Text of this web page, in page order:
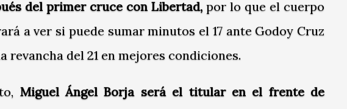
del primer cruce con Libertad, por lo que el cuerpo
a ver si puede sumar minutos el 17 ante Godoy Cruz
revancha del 21 en mejores condiciones.
Miguel Ángel Borja será el titular en el frente de